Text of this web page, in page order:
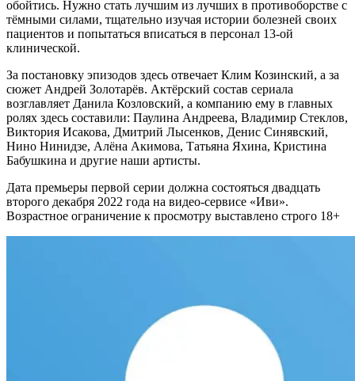
обойтись. Нужно стать лучшим из лучших в противоборстве с
тёмными силами, тщательно изучая истории болезней своих
пациентов и попытаться вписаться в персонал 13-ой
клинической.
За постановку эпизодов здесь отвечает Клим Козинский, а за
сюжет Андрей Золотарёв. Актёрский состав сериала
возглавляет Данила Козловский, а компанию ему в главных
ролях здесь составили: Паулина Андреева, Владимир Стеклов,
Виктория Исакова, Дмитрий Лысенков, Денис Синявский,
Нино Нинидзе, Алёна Акимова, Татьяна Яхина, Кристина
Бабушкина и другие наши артисты.
Дата премьеры первой серии должна состояться двадцать
второго декабря 2022 года на видео-сервисе «Иви».
Возрастное ограничение к просмотру выставлено строго 18+